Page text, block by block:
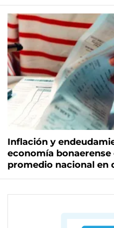
Inflación y
economía bonaerense
promedio nacional en